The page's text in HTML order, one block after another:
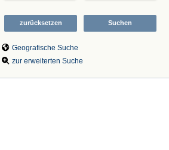
Geografische Suche
zur erweiterten Suche